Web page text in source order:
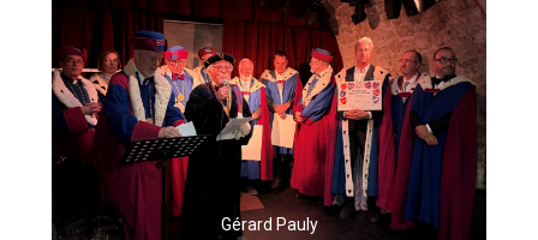
Gérard Pauly